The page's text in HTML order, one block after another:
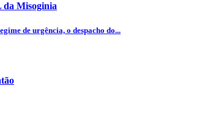
da Misoginia
de urgência, o despacho do...